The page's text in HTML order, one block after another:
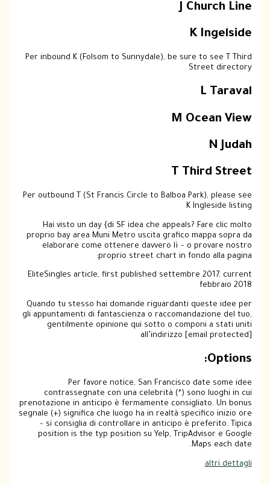
J Church Line
K Ingelside
Per inbound K (Folsom to Sunnydale), be sure to see T Third
Street directory
L Taraval
M Ocean View
N Judah
T Third Street
Per outbound T (St Francis Circle to Balboa Park), please see
K Ingleside listing
Hai visto un day {di SF idea che appeals? Fare clic molto
proprio bay area Muni Metro uscita grafico mappa sopra da
elaborare come ottenere davvero lì – o provare nostro
proprio street chart in fondo alla pagina:
EliteSingles article, first published settembre 2017, current
febbraio 2018
Quando tu stesso hai domande riguardanti queste idee per
gli appuntamenti di fantascienza o raccomandazione del tuo,
gentilmente opinione qui sotto o componi a stati uniti
all’indirizzo [email protected]
Options:
Per favore notice, San Francisco date some idee
contrassegnate con una celebrità (*) sono luoghi in cui
prenotazione in anticipo è fermamente consigliato. Un bonus
segnale (+) significa che luogo ha in realtà specifico inizio ore
– si consiglia di controllare in anticipo è preferito. Tipica
position is the typ position su Yelp, TripAdvisor e Google
Maps each date.
altri dettagli